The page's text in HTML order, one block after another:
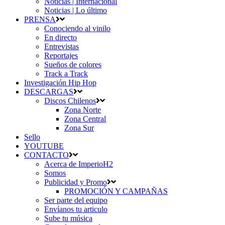
Noticias | Lo último
PRENSA
Conociendo al vinilo
En directo
Entrevistas
Reportajes
Sueños de colores
Track a Track
Investigación Hip Hop
DESCARGAS
Discos Chilenos
Zona Norte
Zona Central
Zona Sur
Sello
YOUTUBE
CONTACTO
Acerca de ImperioH2
Somos
Publicidad y Promo
PROMOCIÓN Y CAMPAÑAS
Ser parte del equipo
Envíanos tu articulo
Sube tu música